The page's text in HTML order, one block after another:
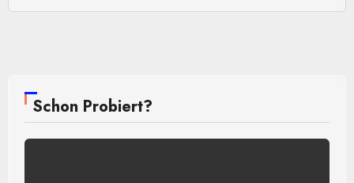
Schon Probiert?